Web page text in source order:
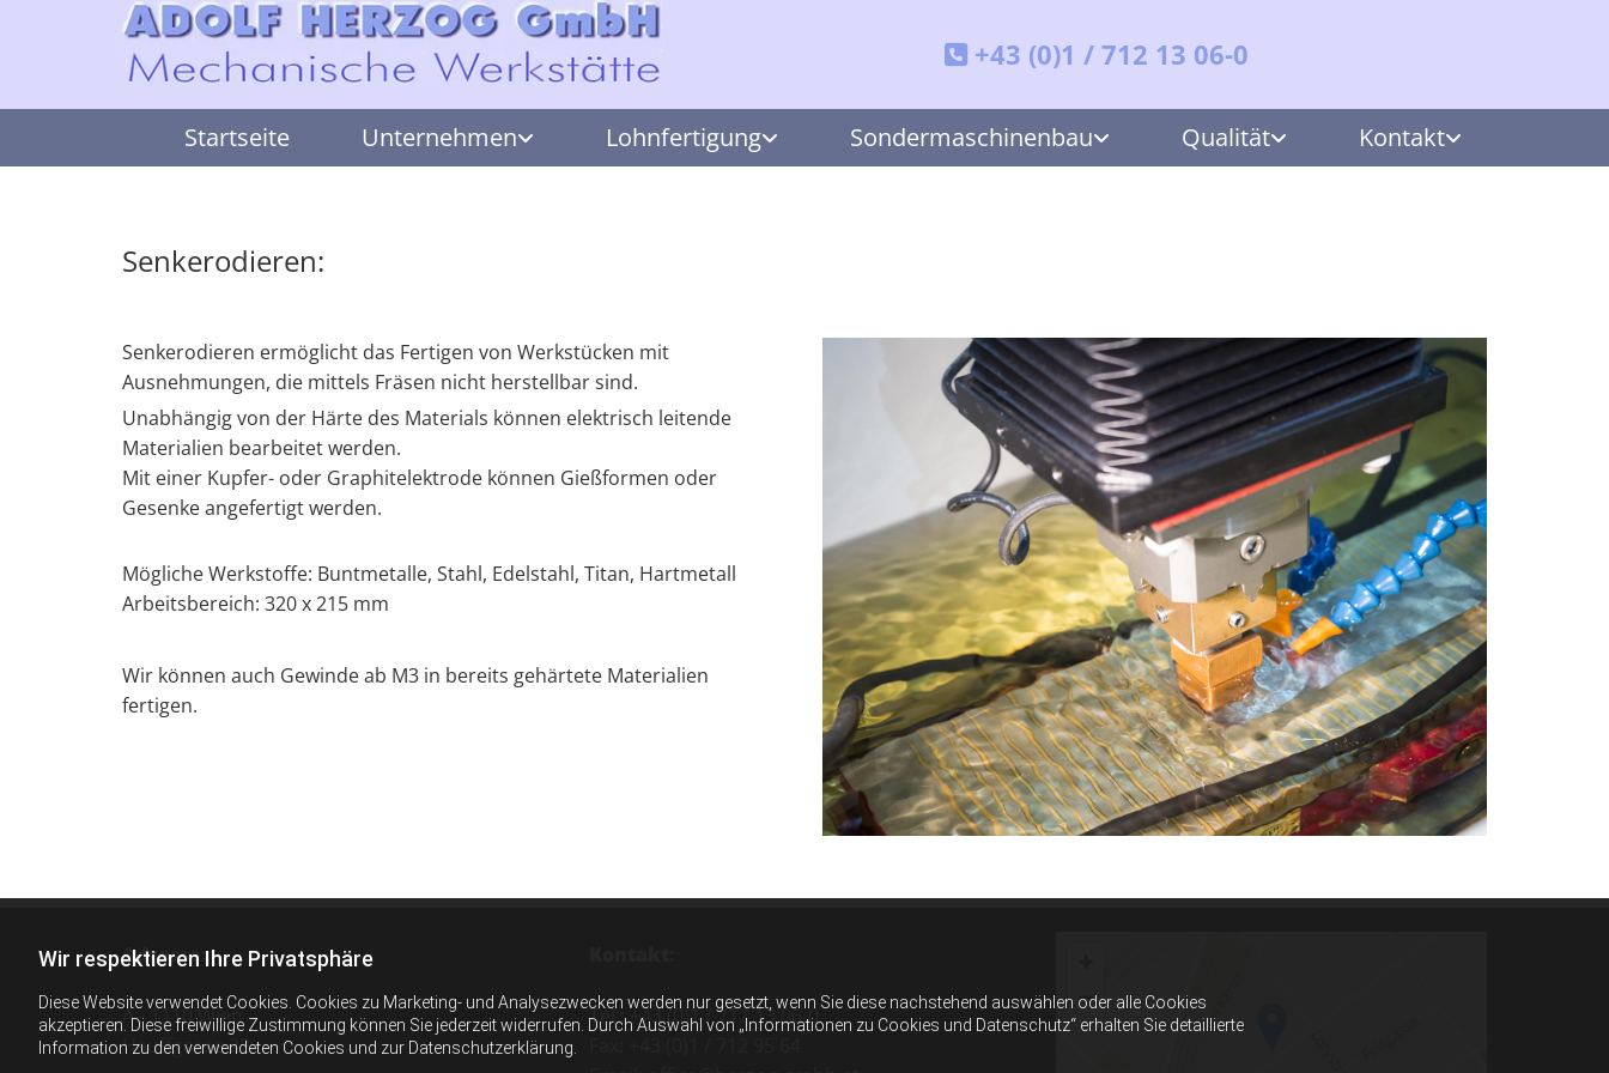
Wir respektieren Ihre Privatsphäre
Diese Website verwendet Cookies. Cookies zu Marketing- und Analysezwecken werden nur gesetzt, wenn Sie diese nachstehend auswählen oder alle Cookies
akzeptieren. Diese freiwillige Zustimmung können Sie jederzeit widerrufen. Durch Auswahl von „Informationen zu Cookies und Datenschutz“ erhalten Sie detaillierte
Information zu den verwendeten Cookies und zur Datenschutzerklärung.
 +43 (0)1 / 712 13 06-0
Startseite Unternehmen Lohnfertigung Sondermaschinenbau Qualität Kontakt
Senkerodieren:
Senkerodieren ermöglicht das Fertigen von Werkstücken mit
Ausnehmungen, die mittels Fräsen nicht herstellbar sind.
Unabhängig von der Härte des Materials können elektrisch leitende
Materialien bearbeitet werden.
Mit einer Kupfer- oder Graphitelektrode können Gießformen oder
Gesenke angefertigt werden.
Mögliche Werkstoffe: Buntmetalle, Stahl, Edelstahl, Titan, Hartmetall
Arbeitsbereich: 320 x 215 mm
Wir können auch Gewinde ab M3 in bereits gehärtete Materialien
fertigen.
Adresse:
A - 1110 Wien
Hauffgasse 22
Tel.:+43 (0)1 / 712 13 06-0